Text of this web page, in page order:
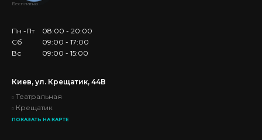
Бесплатно
Пн -Пт
08:00 - 20:00
Сб
09:00 - 17:00
Вс
09:00 - 15:00
Киев, ул. Крещатик, 44В
Театральная
Крещатик
ПОКАЗАТЬ НА КАРТЕ